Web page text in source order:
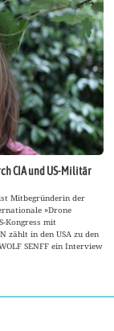
CIA und US-Militär
Mitbegründerin der
»Drone
Kongress mit
zählt in den USA zu den
SENFF ein Interview